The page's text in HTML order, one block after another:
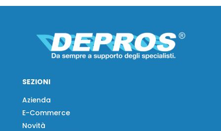
SEZIONI
Azienda
E-Commerce
Novità